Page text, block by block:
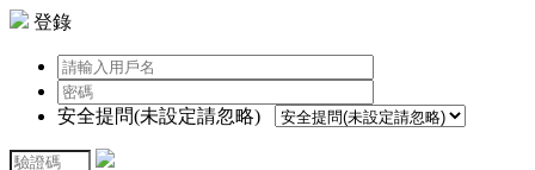
登錄
安全提問(未設定請忽略)